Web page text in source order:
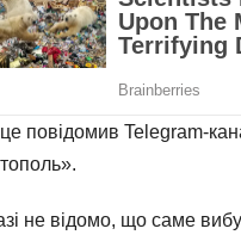
повідомив Telegram-
не відомо, що саме